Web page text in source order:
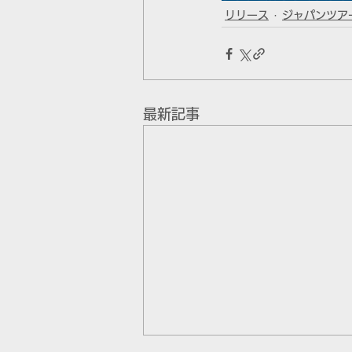
リリース ジャパンツ
最新記事